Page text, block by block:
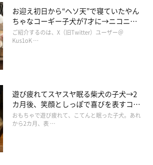
お迎え初日から“ヘソ天”で寝ていたやん
ちゃなコーギー子犬が7才に→ニコニ
コ“コーギースマイル”が魅力のコに成
長！
ご紹介するのは、X（旧Twitter）ユーザー＠
Kus1oK …
遊び疲れてスヤスヤ眠る柴犬の子犬→2
カ月後、笑顔としっぽで喜びを表すコに
成長！
おもちゃで遊び疲れて、こてんと眠った子犬。あれ
から2カ月、表 …